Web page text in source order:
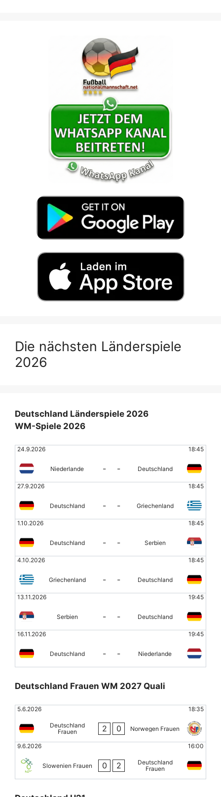
Die nächsten Länderspiele
2026
Deutschland Länderspiele 2026
WM-Spiele 2026
24.9.2026 18:45
Niederlande - - Deutschland
27.9.2026 18:45
Deutschland - - Griechenland
1.10.2026 18:45
Deutschland - - Serbien
4.10.2026 18:45
Griechenland - - Deutschland
13.11.2026 19:45
Serbien - - Deutschland
16.11.2026 19:45
Deutschland - - Niederlande
Deutschland Frauen WM 2027 Quali
5.6.2026 18:35
Deutschland
Frauen
2 0 Norwegen Frauen
9.6.2026 16:00
Slowenien Frauen 0 2
Deutschland
Frauen